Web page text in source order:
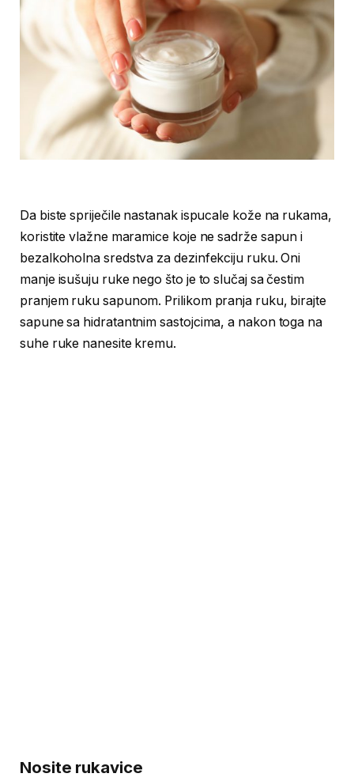
Da biste spriječile nastanak ispucale kože na rukama,
koristite vlažne maramice koje ne sadrže sapun i
bezalkoholna sredstva za dezinfekciju ruku. Oni
manje isušuju ruke nego što je to slučaj sa čestim
pranjem ruku sapunom. Prilikom pranja ruku, birajte
sapune sa hidratantnim sastojcima, a nakon toga na
suhe ruke nanesite kremu.
Nosite rukavice